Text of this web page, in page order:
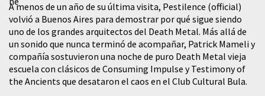
A menos de un año de su última visita, Pestilence (official)
volvió a Buenos Aires para demostrar por qué sigue siendo
uno de los grandes arquitectos del Death Metal. Más allá de
un sonido que nunca terminó de acompañar, Patrick Mameli y
compañía sostuvieron una noche de puro Death Metal vieja
escuela con clásicos de Consuming Impulse y Testimony of
the Ancients que desataron el caos en el Club Cultural Bula.